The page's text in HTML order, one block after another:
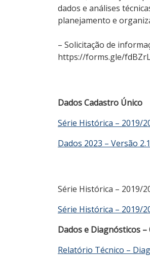
dados e análises
planejamento e
– Solicitação de
https://forms.gle/
Dados Cadastro Único
Série Histórica – 2019/
Dados 2023 – Versão 2.1
Série Histórica – 2019/
Série Histórica – 2019/
Dados e Diagnósticos –
Relatório Técnico –